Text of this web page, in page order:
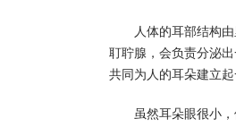
人体的耳部结构
耵聍腺，会负责分泌
共同为人的耳朵建立起
虽然耳朵眼很小